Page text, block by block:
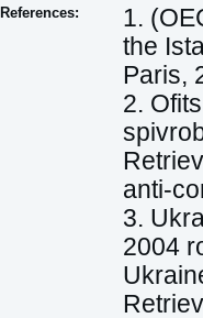
References:
1.
the
Paris,
2.
anti-
3.
2004